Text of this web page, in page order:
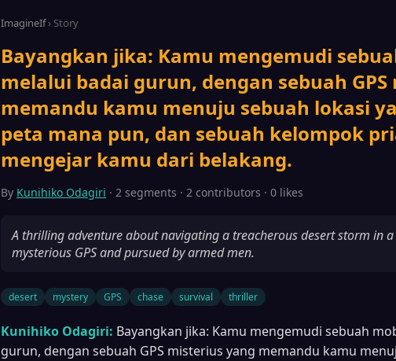
ImagineIf› Story
Bayangkan jika: Kamu mengemudi
melalui badai gurun, dengan sebuah
memandu kamu menuju sebuah lokasi
peta mana pun, dan sebuah kelompok
mengejar kamu dari belakang.
By Kunihiko Odagiri · 2 segments · 2 contributors · 0 likes
A thrilling adventure about navigating a treacherous desert storm in
mysterious GPS and pursued by armed men.
desert mystery GPS chase survival thriller
Kunihiko Odagiri: Bayangkan jika: Kamu mengemudi sebuah
gurun, dengan sebuah GPS misterius yang memandu kamu